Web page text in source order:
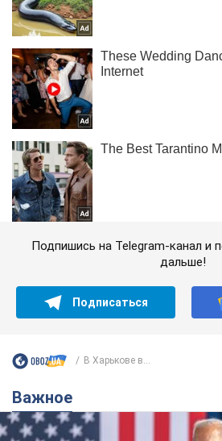
Подпишись на Telegram-канал и
дальше!
Подписаться
В Харькове в...
Важное